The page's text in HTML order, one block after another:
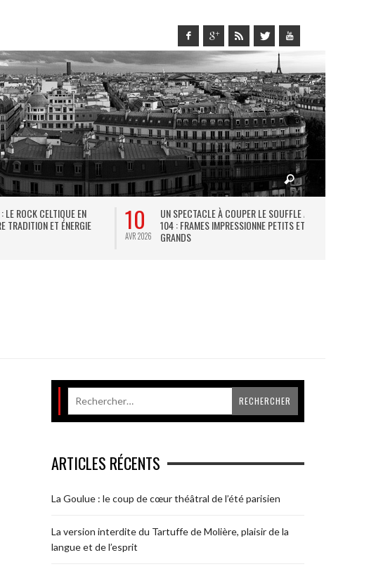
LE ROCK CELTIQUE EN
TRADITION ET ÉNERGIE
10
AVR 2026
UN SPECTACLE À COUPER LE SOUFFLE AU
104 : FRAMES IMPRESSIONNE PETITS ET
GRANDS
ARTICLES RÉCENTS
La Goulue : le coup de cœur théâtral de l’été parisien
La version interdite du Tartuffe de Molière, plaisir de la
langue et de l’esprit